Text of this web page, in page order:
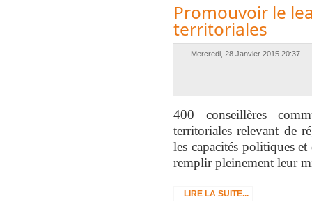
Promouvoir le
territoriales
Mercredi, 28 Janvier 2015 20:37
400 conseillères
territoriales relevant de
les capacités politiques
remplir pleinement leur
LIRE LA SUITE...